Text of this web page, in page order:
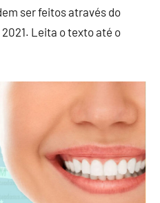
ser feitos através do
Leita o texto até o